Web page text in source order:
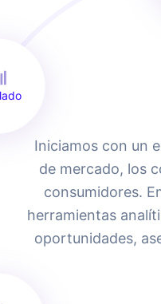
Iniciamos con un
de mercado, los
consumidores.
herramientas
oportunidades,